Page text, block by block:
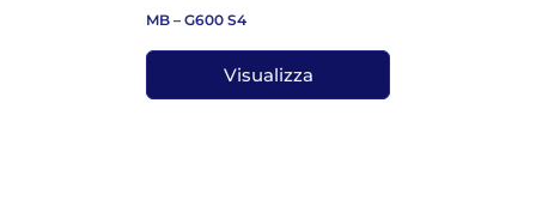
MB – G600 S4
Visualizza